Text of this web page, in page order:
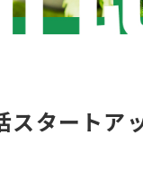
タートア